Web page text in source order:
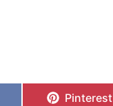
en
Pinterest
en